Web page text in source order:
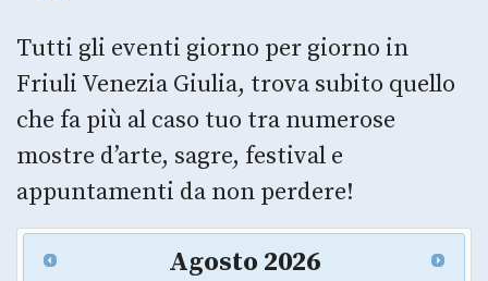
Tutti gli eventi giorno per giorno in
Friuli Venezia Giulia, trova subito quello
che fa più al caso tuo tra numerose
mostre d’arte, sagre, festival e
appuntamenti da non perdere!
Agosto 2026